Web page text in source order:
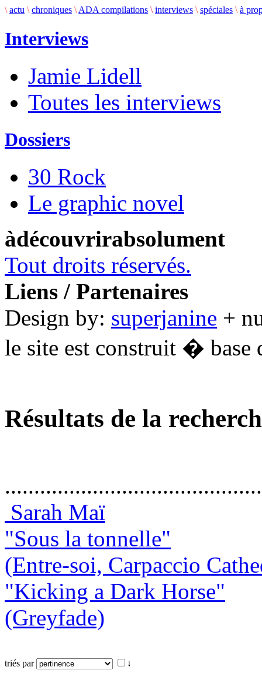
\ actu \ chroniques \ ADA compilations \ interviews \ spéciales \ à
Interviews
Jamie Lidell
Toutes les interviews
Dossiers
30 Rock
Le graphic novel
àdécouvrirabsolument
Tout droits réservés.
Liens / Partenaires
Design by: superjanine +
le site est construit � base
Résultats de la
Sarah Maï
"Sous la tonnelle"
(Entre-soi, Carpaccio
"Kicking a Dark Horse"
(Greyfade)
triés par ↓